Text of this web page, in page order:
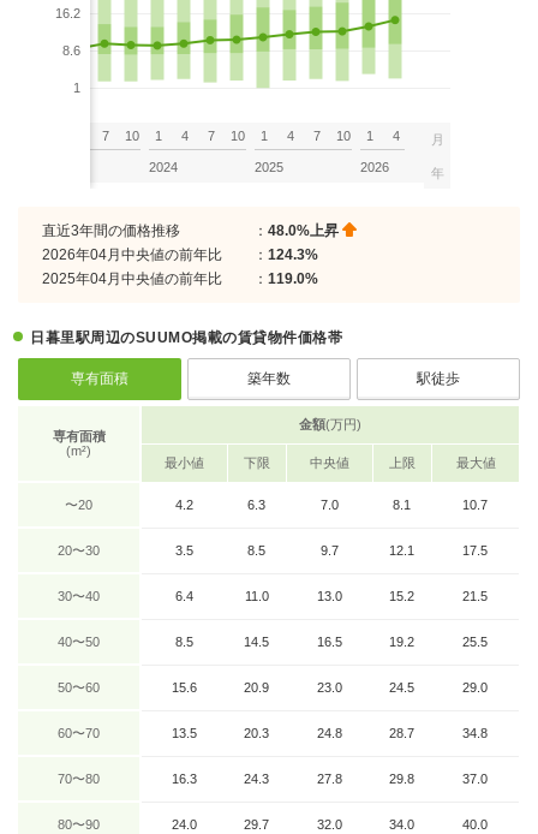
16.2
8.6
1
7 10 1 4 7 10
2024
1 4 7 10
2025
1 4
2026
月
年
直近3年間の価格推移 ： 48.0%上昇
2026年04月中央値の前年比
： 124.3%
2025年04月中央値の前年比
： 119.0%
日暮里駅周辺のSUUMO掲載の賃貸物件価格帯
専有面積 築年数 駅徒歩
専有面積
(m²)
金額(万円)
最小値 下限 中央値 上限 最大値
〜20 4.2 6.3 7.0 8.1 10.7
20〜30 3.5 8.5 9.7 12.1 17.5
30〜40 6.4 11.0 13.0 15.2 21.5
40〜50 8.5 14.5 16.5 19.2 25.5
50〜60 15.6 20.9 23.0 24.5 29.0
60〜70 13.5 20.3 24.8 28.7 34.8
70〜80 16.3 24.3 27.8 29.8 37.0
80〜90 24.0 29.7 32.0 34.0 40.0